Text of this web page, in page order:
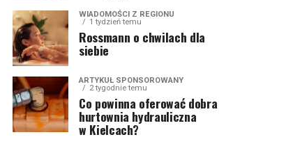
WIADOMOŚCI Z REGIONU
1 tydzień temu
Rossmann o chwilach dla
siebie
ARTYKUŁ SPONSOROWANY
2 tygodnie temu
Co powinna oferować dobra
hurtownia hydrauliczna
w Kielcach?